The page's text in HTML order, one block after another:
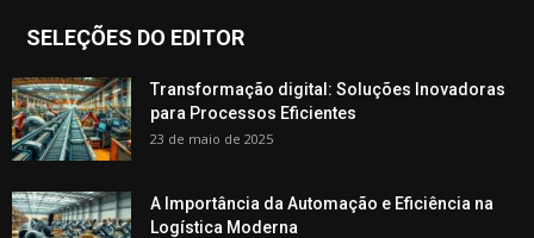
SELEÇÕES DO EDITOR
Transformação digital: Soluções Inovadoras
para Processos Eficientes
23 de maio de 2025
A Importância da Automação e Eficiência na
Logística Moderna